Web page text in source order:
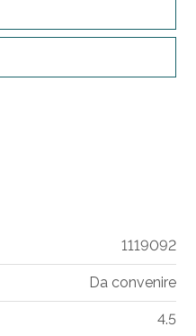
1119092
Da convenire
4.5